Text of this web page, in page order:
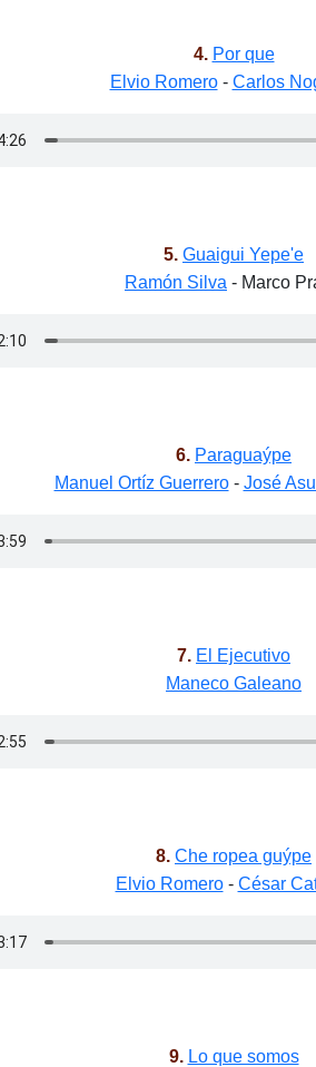
4. Por que
Elvio Romero- Carlos
5. Guaigui Yepe'e
Ramón Silva - Marco
6. Paraguaýpe
Manuel Ortíz Guerrero- José
7. El Ejecutivo
Maneco Galeano
8. Che ropea guýpe
Elvio Romero- César
9. Lo que somos